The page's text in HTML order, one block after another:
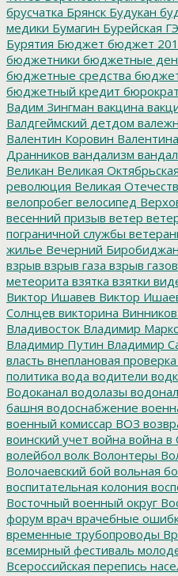
брусчатка Брянск Будукан
медики Бумагин Бурейская
Бурятия Бюджет бюджет
бюджетники бюджетные
бюджетные средства
бюджетный кредит
Вадим Зингман вакцина
Валдгеймский детдом
Валентин Коровин
Дранников вандализм
Великан Великая
революция Великая
велопробег велосипед
весенний призыв ветер
пограничной службы
жилье Вечерний Биробиджан
взрыв взрыв газа взрыв
метеорита взятка взятки
Виктор Ишавев Виктор
Солнцев викторина Винников
Владивосток Владимир
Владимир Путин Владимир
власть внеплановая проверка
политика вода водители
Водоканал водолазы
башня водоснабжение
военный комиссар ВОЗ
воинский учет война война в
волейбол волк Волонтеры
Волочаевский бой вольная
воспитательная колония
Восточный военный округ
форум врач врачебные
временные трубопроводы
всемирный фестиваль
Всероссийская перепись